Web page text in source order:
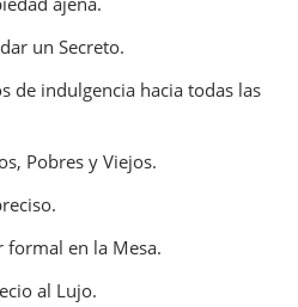
un Secreto.
de indulgencia hacia todas las
Pobres y Viejos.
formal en la Mesa.
al Lujo.